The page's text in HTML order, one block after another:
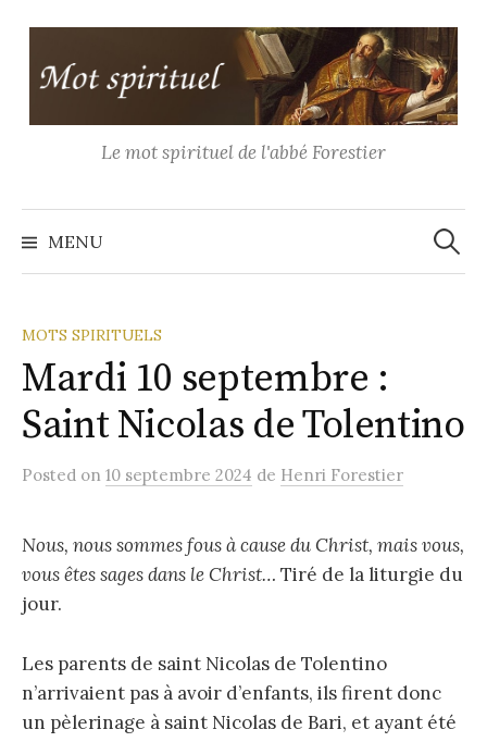
contenu
Le mot spirituel de l'abbé Forestier
MENU
MOTS SPIRITUELS
Mardi 10 septembre :
Saint Nicolas de Tolentino
Posted on 10 septembre 2024 de Henri Forestier
Nous, nous sommes fous à cause du Christ, mais vous,
vous êtes sages dans le Christ… Tiré de la liturgie du
jour.
Les parents de saint Nicolas de Tolentino
n’arrivaient pas à avoir d’enfants, ils firent donc
un pèlerinage à saint Nicolas de Bari, et ayant été